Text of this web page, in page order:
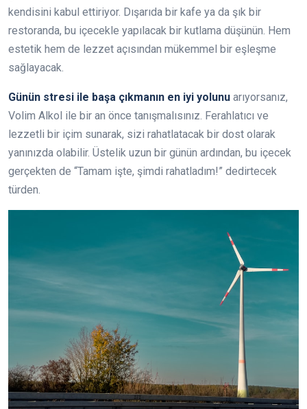
kendisini kabul ettiriyor. Dışarıda bir kafe ya da şık bir
restoranda, bu içecekle yapılacak bir kutlama düşünün. Hem
estetik hem de lezzet açısından mükemmel bir eşleşme
sağlayacak.
Günün stresi ile başa çıkmanın en iyi yolunu arıyorsanız,
Volim Alkol ile bir an önce tanışmalısınız. Ferahlatıcı ve
lezzetli bir içim sunarak, sizi rahatlatacak bir dost olarak
yanınızda olabilir. Üstelik uzun bir günün ardından, bu içecek
gerçekten de “Tamam işte, şimdi rahatladım!” dedirtecek
türden.